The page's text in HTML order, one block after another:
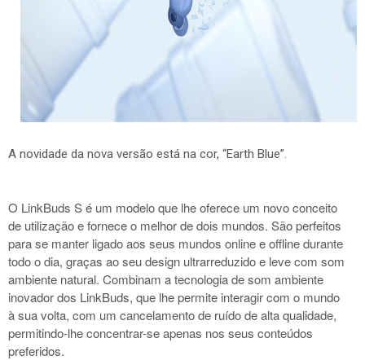
A novidade da nova versão está na cor, “Earth Blue”.
O LinkBuds S é um modelo que lhe oferece um novo conceito
de utilização e fornece o melhor de dois mundos. São perfeitos
para se manter ligado aos seus mundos online e offline durante
todo o dia, graças ao seu design ultrarreduzido e leve com som
ambiente natural. Combinam a tecnologia de som ambiente
inovador dos LinkBuds, que lhe permite interagir com o mundo
à sua volta, com um cancelamento de ruído de alta qualidade,
permitindo-lhe concentrar-se apenas nos seus conteúdos
preferidos.